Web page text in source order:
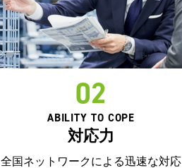
02
ABILITY TO COPE
対応力
全国ネットワークによる迅速な対応